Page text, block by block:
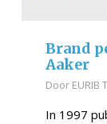
Brand
Aaker
Door EURIB
In 1997